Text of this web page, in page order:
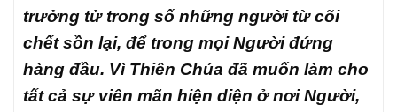
trưởng tử trong số những người từ cõi
chết sồn lại, để trong mọi Người đứng
hàng đầu. Vì Thiên Chúa đã muốn làm cho
tất cả sự viên mãn hiện diện ở nơi Người,